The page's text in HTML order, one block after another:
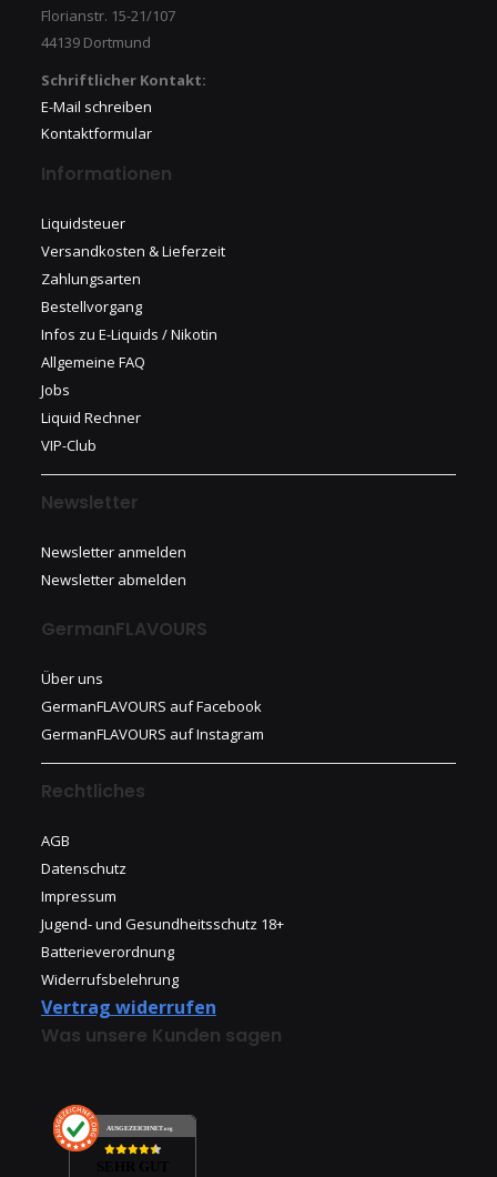
Florianstr. 15-21/107
44139 Dortmund
Schriftlicher Kontakt:
E-Mail schreiben
Kontaktformular
Informationen
Liquidsteuer
Versandkosten & Lieferzeit
Zahlungsarten
Bestellvorgang
Infos zu E-Liquids / Nikotin
Allgemeine FAQ
Jobs
Liquid Rechner
VIP-Club
Newsletter
Newsletter anmelden
Newsletter abmelden
GermanFLAVOURS
Über uns
GermanFLAVOURS auf Facebook
GermanFLAVOURS auf Instagram
Rechtliches
AGB
Datenschutz
Impressum
Jugend- und Gesundheitsschutz 18+
Batterieverordnung
Widerrufsbelehrung
Vertrag widerrufen
Was unsere Kunden sagen
AUSGEZEICHNET.org